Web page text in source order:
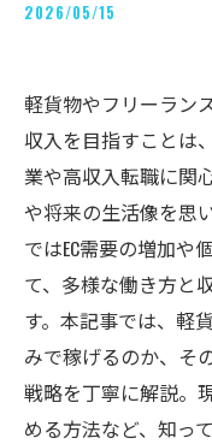
2026/05/15
軽貨物やフリーラン
収入を目指すことは
業や高収入転職に関
や将来の生活像を思
ではEC需要の増加や
て、多様な働き方と
す。本記事では、軽
みで稼げるのか、そ
戦略を丁寧に解説。
める方法など、知っ